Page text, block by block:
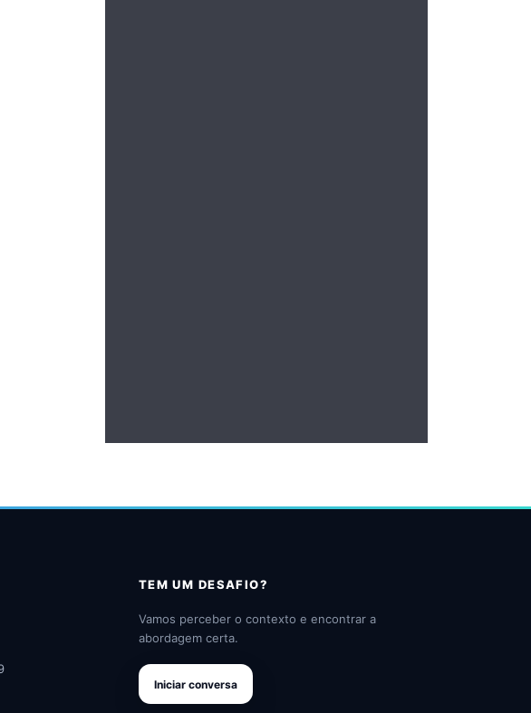
TEM UM DESAFIO?
Vamos perceber o contexto e encontrar a
abordagem certa.
Iniciar conversa